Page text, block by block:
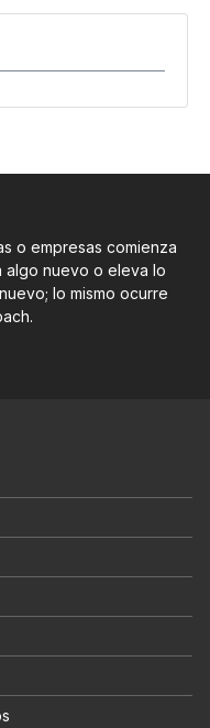
o empresas comienza
algo nuevo o eleva lo
lo mismo ocurre